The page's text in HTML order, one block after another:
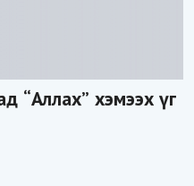
“Аллах” хэмээх үг